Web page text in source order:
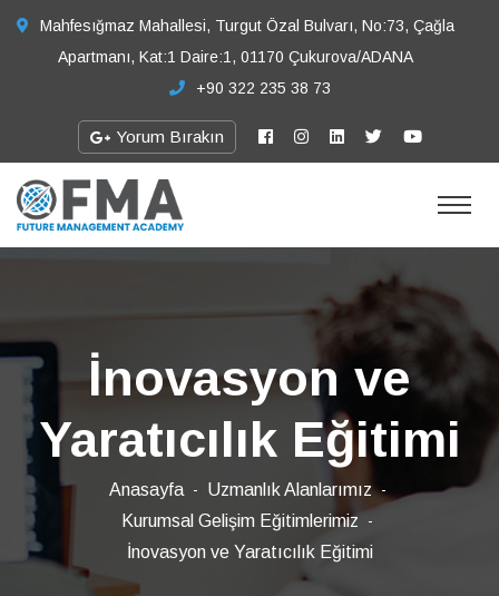
Mahfesığmaz Mahallesi, Turgut Özal Bulvarı, No:73, Çağla
Apartmanı, Kat:1 Daire:1, 01170 Çukurova/ADANA
+90 322 235 38 73
Yorum Bırakın
İnovasyon ve
Yaratıcılık Eğitimi
Anasayfa
Uzmanlık Alanlarımız
Kurumsal Gelişim Eğitimlerimiz
İnovasyon ve Yaratıcılık Eğitimi